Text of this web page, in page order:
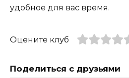
удобное для вас время.
Оцените клуб
Поделиться с друзьями